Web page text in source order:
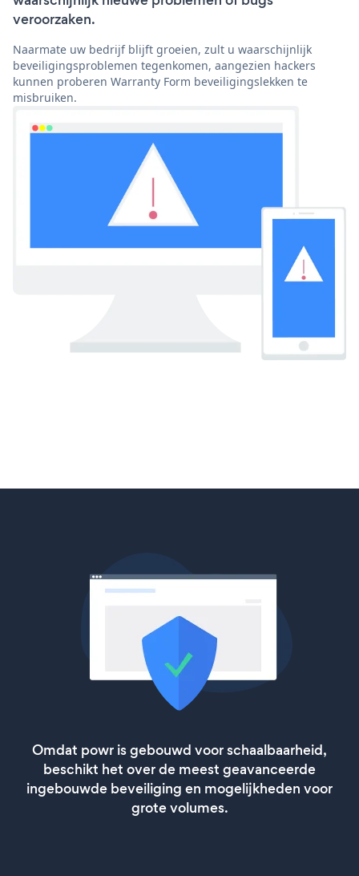
veroorzaken.
Naarmate uw bedrijf blijft groeien, zult u waarschijnlijk
beveiligingsproblemen tegenkomen, aangezien hackers
kunnen proberen Warranty Form beveiligingslekken te
misbruiken.
Omdat powr is gebouwd voor schaalbaarheid,
beschikt het over de meest geavanceerde
ingebouwde beveiliging en mogelijkheden voor
grote volumes.